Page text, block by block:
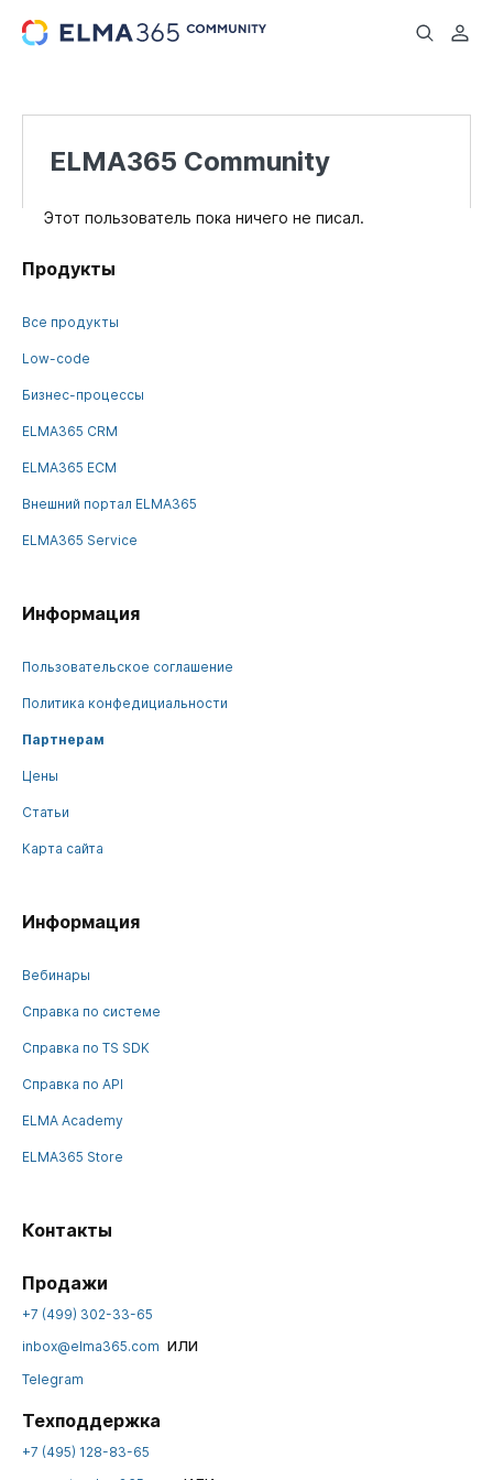
...
ELMA365 Community
Этот пользователь пока ничего не писал.
Продукты
Все продукты
Low-code
Бизнес-процессы
ELMA365 CRM
ELMA365 ECM
Внешний портал ELMA365
ELMA365 Service
Информация
Пользовательское соглашение
Политика конфедициальности
Партнерам
Цены
Статьи
Карта сайта
Информация
Вебинары
Справка по системе
Справка по TS SDK
Справка по API
ELMA Academy
ELMA365 Store
Контакты
Продажи
+7 (499) 302-33-65
inbox@elma365.com или
Telegram
Техподдержка
+7 (495) 128-83-65